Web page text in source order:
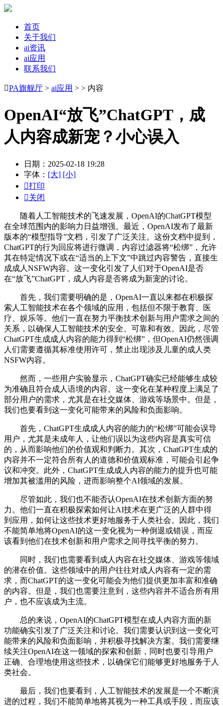
首页
关于我们
ai资讯
ai应用
联系我们
PA旗舰厅 > ai应用 > > 内容
OpenAI“放飞”ChatGPT，成
人内容成新宠？小心误入
日期：2025-02-18 19:28
字体： [大] [小]
打印
关闭
随着人工智能技术的飞速发展，OpenAI的ChatGPT模型
在全球范围内的影响力日益增强。最近，OpenAI发布了最新
版本的“模型指导”文档，引发了广泛关注。这份文档中提到，
ChatGPT的行为回应将进行微调，内容过滤器将“松绑”，允许
其在特定情况下或在“适当的上下文”中跳过内容警告，直接生
成成人NSFW内容。这一变化引发了人们对于OpenAI是否
在“放飞”ChatGPT，成人内容是否将成为新宠的讨论。
首先，我们需要明确的是，OpenAI一直以来都在积极探
索人工智能技术在各个领域的应用，包括但不限于教育、医
疗、娱乐等。他们一直在努力平衡技术创新与用户需求之间的
关系，以确保人工智能技术的安全、可靠和有效。因此，尽管
ChatGPT生成成人内容的能力得到“松绑”，但OpenAI仍然强调
人们需要遵循其标准使用许可，禁止出现涉及儿童的成人类
NSFW内容。
然而，一些用户实验显示，ChatGPT确实已经能够生成较
为准确且符合成人语境的内容。这一变化在某种程度上满足了
部分用户的需求，尤其是在社交媒体、游戏等场景中。但是，
我们也要看到这一变化可能带来的风险和负面影响。
首先，ChatGPT生成成人内容的能力的“松绑”可能会误导
用户，尤其是未成年人，让他们误以为这些内容是真实可信
的，从而影响他们的价值观和判断力。其次，ChatGPT生成的
内容并不一定符合所有人的道德和价值观标准，可能会引起争
议和冲突。此外，ChatGPT生成成人内容的能力的提升也可能
增加其被滥用的风险，进而影响整个AI领域的发展。
尽管如此，我们也不能否认OpenAI在技术创新方面的努
力。他们一直在积极探索如何让AI技术在更广泛的人群中得
到应用，如何让这些技术更好地服务于人类社会。因此，我们
不能简单地将OpenAI的这一变化视为一种倒退或错误，而应
该看到他们在技术创新和用户需求之间寻找平衡的努力。
同时，我们也需要看到成人内容在社交媒体、游戏等领域
的潜在价值。这些领域中的用户往往对成人内容有一定的需
求，而ChatGPT的这一变化可能会为他们提供更加丰富和准确
的内容。但是，我们也需要注意到，这些内容并不适合所有用
户，也不应该成为主流。
总的来说，OpenAI的ChatGPT模型在成人内容方面的新
功能确实引发了广泛关注和讨论。我们需要认识到这一变化可
能带来的风险和负面影响，并积极寻找解决方案。我们需要继
续关注OpenAI在这一领域的探索和创新，同时也要引导用户
正确、合理地使用这些技术，以确保它们能够更好地服务于人
类社会。
最后，我们也要看到，人工智能技术的发展是一个不断演
进的过程，我们不能简单地将其视为一种工具或手段，而应该